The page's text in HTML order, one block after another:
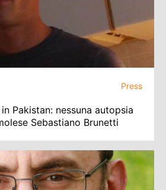
Press
Pakistan: nessuna autopsia
Sebastiano Brunetti